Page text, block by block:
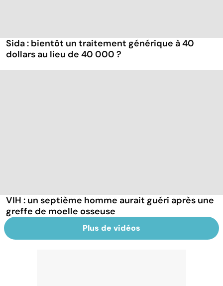
Sida : bientôt un traitement générique à 40
dollars au lieu de 40 000 ?
VIH : un septième homme aurait guéri après une
greffe de moelle osseuse
Plus de vidéos